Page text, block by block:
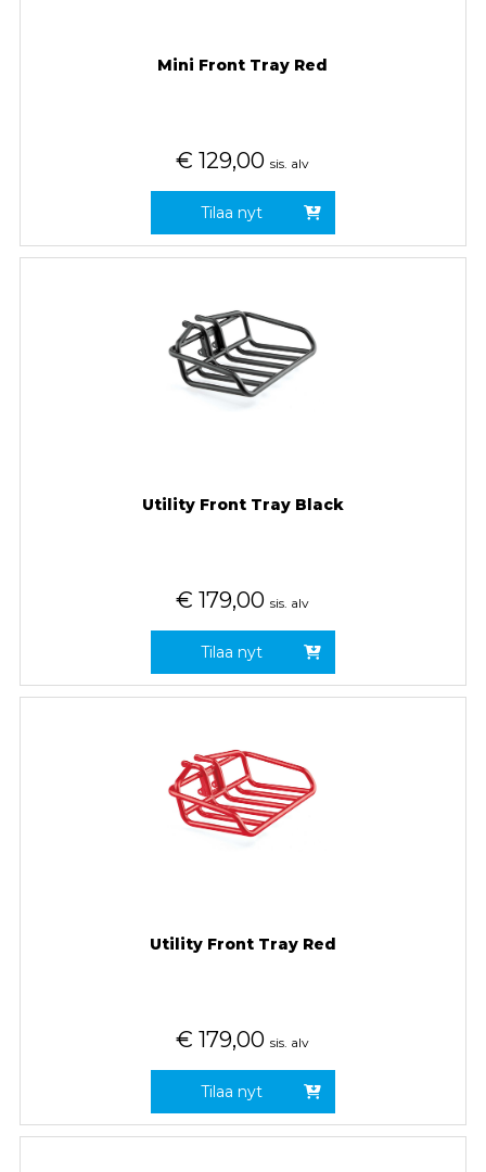
Mini Front Tray Red
€ 129,00 sis. alv
Tilaa nyt
Utility Front Tray Black
€ 179,00 sis. alv
Tilaa nyt
Utility Front Tray Red
€ 179,00 sis. alv
Tilaa nyt